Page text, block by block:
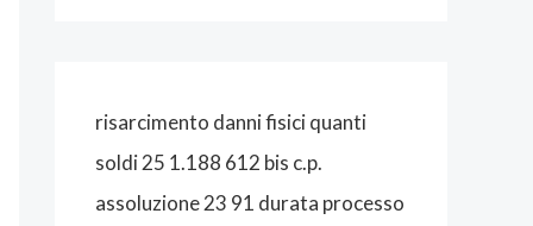
I
S
T
risarcimento danni fisici quanti
soldi 25 1.188 612 bis c.p.
assoluzione 23 91 durata processo